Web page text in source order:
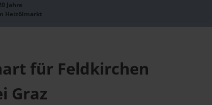
Jahre
Heizölmarkt
für Feldkirchen
Graz